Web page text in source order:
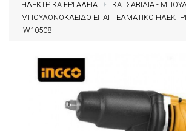
ΗΛΕΚΤΡΙΚΑ ΕΡΓΑΛΕΙΑ
ΚΑΤΣΑΒΙΔΙΑ -
ΜΠΟΥΛΟΝΟΚΛΕΙΔΟ ΕΠΑΓΓΕΛΜΑΤΙΚΟ
IW10508